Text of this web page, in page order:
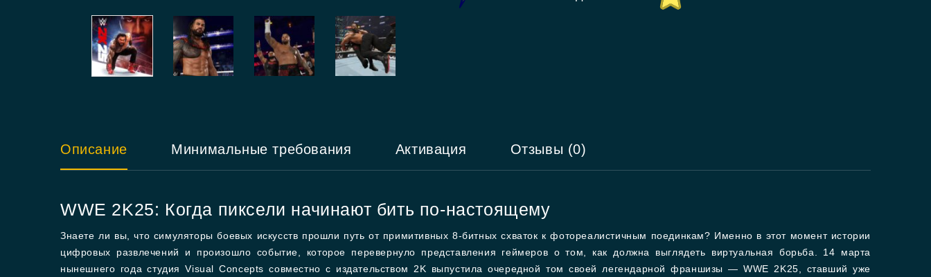
Описание Минимальные требования Активация Отзывы (0)
WWE 2K25: Когда пиксели начинают бить по-настоящему
Знаете ли вы, что симуляторы боевых искусств прошли путь от примитивных 8-битных схваток к фотореалистичным поединкам? Именно в этот момент истории
цифровых развлечений и произошло событие, которое перевернуло представления геймеров о том, как должна выглядеть виртуальная борьба. 14 марта
нынешнего года студия Visual Concepts совместно с издательством 2K выпустила очередной том своей легендарной франшизы — WWE 2K25, ставший уже